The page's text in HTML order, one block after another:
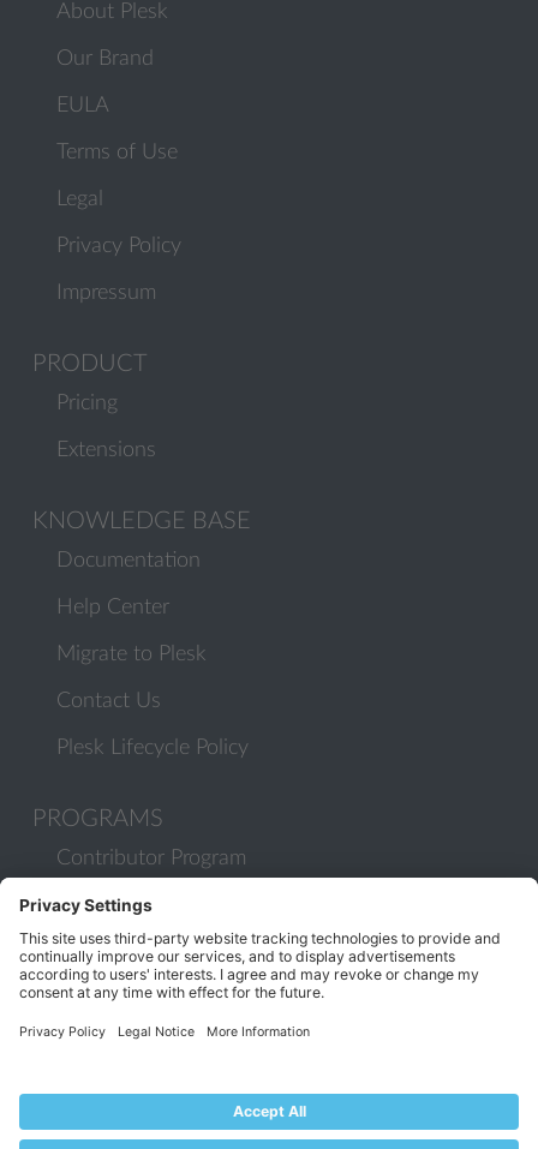
About Plesk
Our Brand
EULA
Terms of Use
Legal
Privacy Policy
Impressum
PRODUCT
Pricing
Extensions
KNOWLEDGE BASE
Documentation
Help Center
Migrate to Plesk
Contact Us
Plesk Lifecycle Policy
PROGRAMS
Contributor Program
Partner Program
COMMUNITY